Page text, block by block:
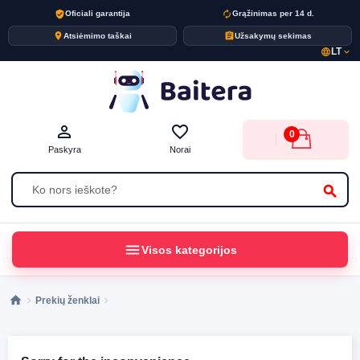
verified_userOficiali garantija autorenewGrąžinimas per 14 d.
placeAtsiėmimo taškai assignmentUžsakymų sekimas
language LTexpand_more
search
person_outline
Paskyra
favorite_border
Norai
0
menuVisos kategorijos
Prekių ženklai